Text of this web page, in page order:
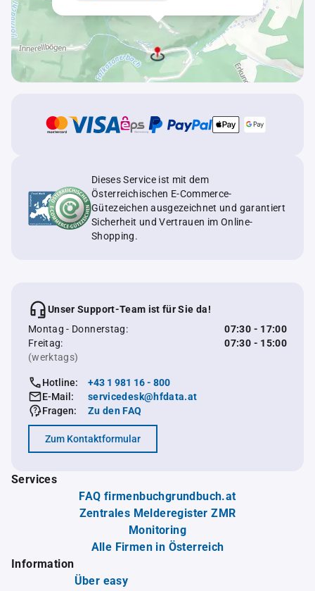
Dieses Service ist mit dem
Österreichischen E-Commerce-
Gütezeichen ausgezeichnet und garantiert
Sicherheit und Vertrauen im Online-
Shopping.
Unser Support-Team ist für Sie da!
Montag - Donnerstag:
07:30 - 17:00
Freitag:
07:30 - 15:00
(werktags)
Hotline:
+43 1 981 16 - 800
E-Mail:
servicedesk@hfdata.at
Fragen:
Zu den FAQ
Zum Kontaktformular
Services
FAQ firmenbuchgrundbuch.at
Zentrales Melderegister ZMR
Monitoring
Alle Firmen in Österreich
Information
Über easy